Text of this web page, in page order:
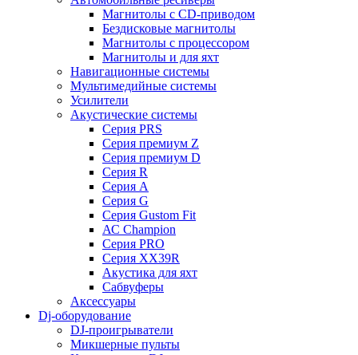
Магнитолы с CD-приводом
Бездисковые магнитолы
Магнитолы с процессором
Магнитолы и для яхт
Навигационные системы
Мультимедийные системы
Усилители
Акустические системы
Cерия PRS
Cерия премиум Z
Cерия премиум D
Cерия R
Cерия A
Cерия G
Cерия Gustom Fit
АС Champion
Cерия PRO
Cерия XX39R
Акустика для яхт
Сабвуферы
Аксессуары
Dj-оборудование
DJ-проигрыватели
Микшерные пульты